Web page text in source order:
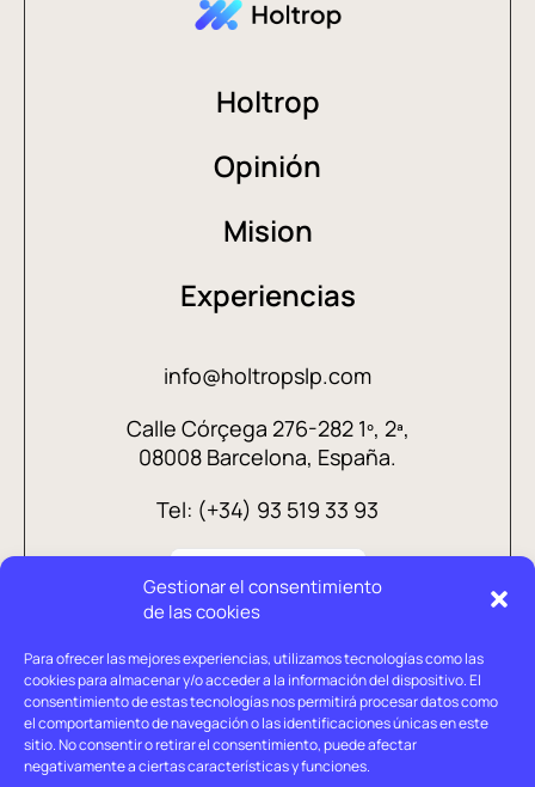
Gestionar el consentimiento
de las cookies
Para ofrecer las mejores experiencias, utilizamos tecnologías como las
cookies para almacenar y/o acceder a la información del dispositivo. El
consentimiento de estas tecnologías nos permitirá procesar datos como
el comportamiento de navegación o las identificaciones únicas en este
sitio. No consentir o retirar el consentimiento, puede afectar
negativamente a ciertas características y funciones.
Holtrop
Opinión
Mision
Experiencias
info@holtropslp.com
Calle Córçega 276-282 1º, 2ª,
08008 Barcelona, España.
Tel: (+34) 93 519 33 93
Aviso legal